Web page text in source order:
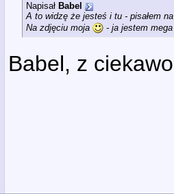
Napisał Babel
A to widzę że jesteś i tu - pisałem
Na zdjęciu moja
- ja jestem
Babel, z